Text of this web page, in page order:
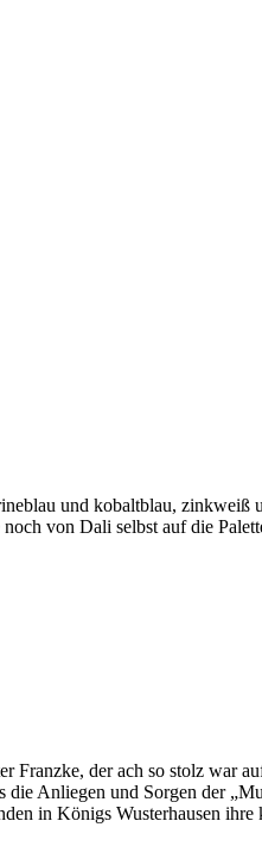
und kobaltblau, zinkweiß
von Dali selbst auf die
Franzke, der ach so stolz war
Anliegen und Sorgen der
in Königs Wusterhausen ihre